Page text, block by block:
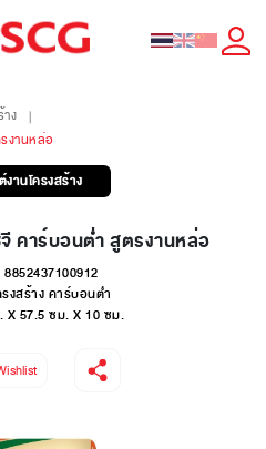
ง
|
งานหล่อ
านโครงสร้าง
คาร์บอนต่ำ สูตรงานหล่อ
8852437100912
งสร้าง คาร์บอนต่ำ
X 57.5 ซม. X 10 ซม.